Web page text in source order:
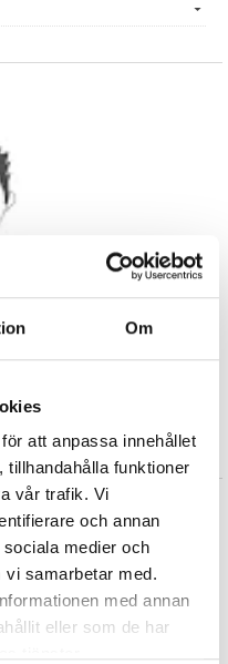
Om
att anpassa innehållet
tillhandahålla funktioner
vår trafik. Vi
och annan
medier och
vi samarbetar med.
med annan
eller som de har
hos Lucasfilm och
han åt Warner Bros.
exempel
författare